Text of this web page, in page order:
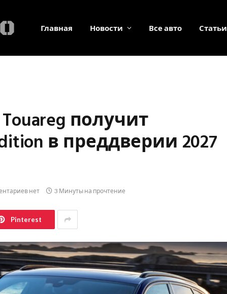
Главная Новости Все авто Статьи
получит
в преддверии 2027
нет 3 Минуты на прочтение
Pinterest